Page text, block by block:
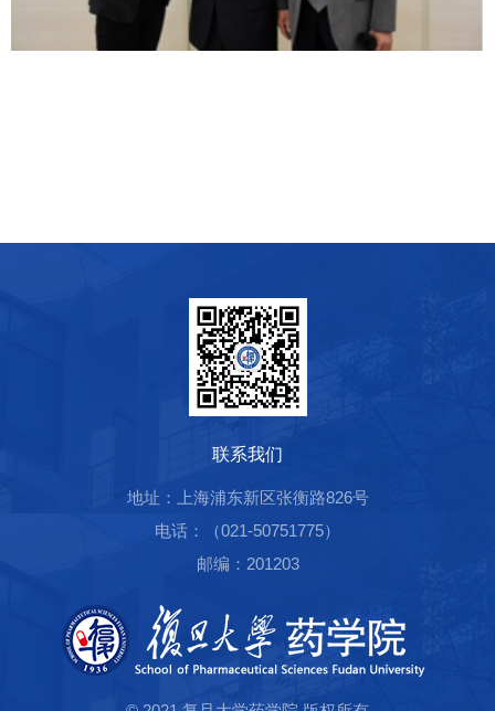
联系我们
地址：上海浦东新区张衡路826号
电话：（021-50751775）
邮编：201203